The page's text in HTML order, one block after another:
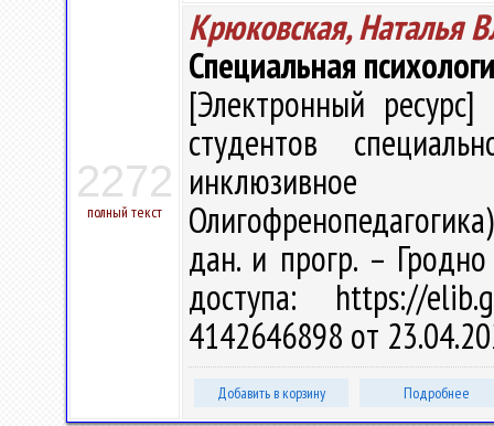
2272
полный текст
Крюковская, Наталья
Специальная
[Электронный
студентов
инклюзивное
дан. и прогр. –
доступа: https://
4142646898 от
Добавить в корзину Подробнее